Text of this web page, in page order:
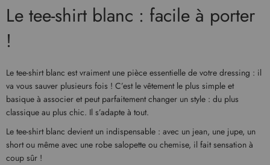
Le tee-shirt blanc : facile à porter
!
Le tee-shirt blanc est vraiment une pièce essentielle de votre dressing : il
va vous sauver plusieurs fois ! C’est le vêtement le plus simple et
basique à associer et peut parfaitement changer un style : du plus
classique au plus chic. Il s’adapte à tout.
Le tee-shirt blanc devient un indispensable : avec un jean, une jupe, un
short ou même avec une robe salopette ou chemise, il fait sensation à
coup sûr !